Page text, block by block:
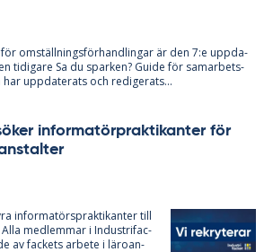
för om­ställ­nings­för­hand­ling­ar är den 7:e upp­da­
ti­di­ga­re Sa du spar­ken? Guide för sam­ar­bets­
upp­da­te­ra­ts och re­di­ge­ra­ts...
in­for­ma­törprak­ti­kan­ter för
in­for­ma­tör­sprak­ti­kan­ter till
Alla med­lem­mar i In­du­stri­fac­
av fac­kets ar­bete i läro­an­